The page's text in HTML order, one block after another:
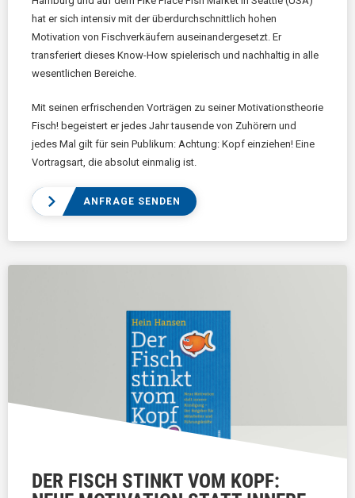
hat er sich intensiv mit der überdurchschnittlich hohen
Motivation von Fischverkäufern auseinandergesetzt. Er
transferiert dieses Know-How spielerisch und nachhaltig in alle
wesentlichen Bereiche.
Mit seinen erfrischenden Vorträgen zu seiner Motivationstheorie
Fisch! begeistert er jedes Jahr tausende von Zuhörern und
jedes Mal gilt für sein Publikum: Achtung: Kopf einziehen! Eine
Vortragsart, die absolut einmalig ist.
ANFRAGE SENDEN
DER FISCH STINKT VOM KOPF: